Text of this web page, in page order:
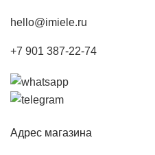
hello@imiele.ru
+7 901 387-22-74
Адрес магазина